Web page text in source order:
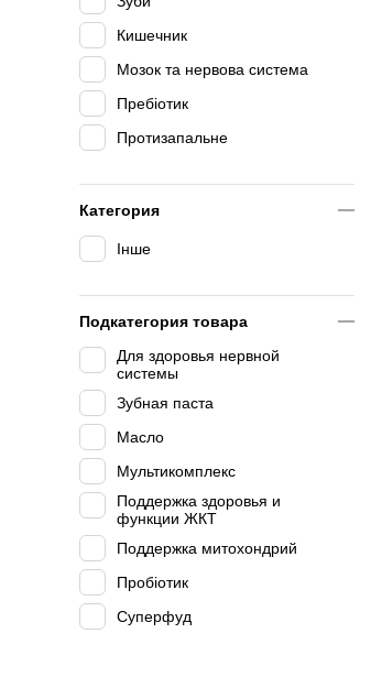
Кишечник
Мозок та нервова система
Пребіотик
Протизапальне
Категория
Інше
Подкатегория товара
Для здоровья нервной
системы
Зубная паста
Масло
Мультикомплекс
Поддержка здоровья и
функции ЖКТ
Поддержка митохондрий
Пробіотик
Суперфуд